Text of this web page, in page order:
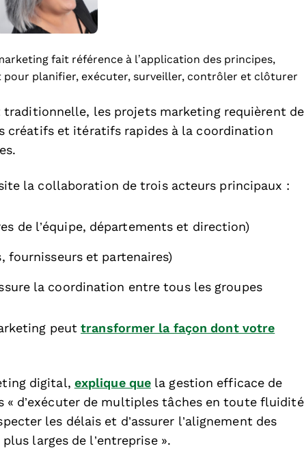
fait référence à l’application des principes,
planifier, exécuter, surveiller, contrôler et clôturer
les projets marketing requièrent
et itératifs rapides à la coordination
la collaboration de trois acteurs principaux :
de l’équipe, départements et direction)
fournisseurs et partenaires)
la coordination entre tous les groupes
peuttransformer la façon dont votre
digital, explique que la gestion efficace de
« d’exécuter de multiples tâches en toute
les délais et d’assurer l’alignement des
larges de l’entreprise ».